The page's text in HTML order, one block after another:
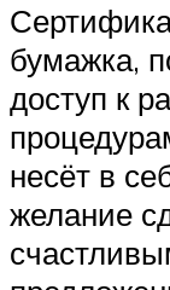
бумажка,
доступ к
несёт в
желание